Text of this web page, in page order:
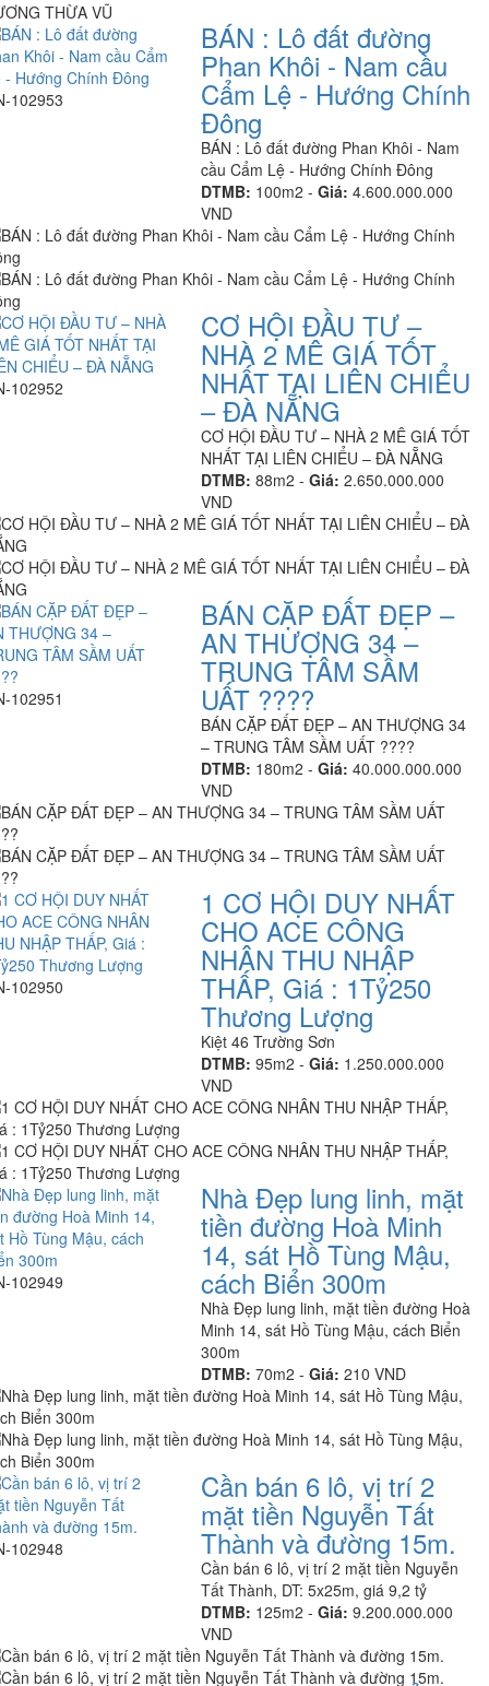
102953
BÁN : Lô đất đường
Phan Khôi - Nam cầu
Cẩm Lệ - Hướng Chính
Đông
BÁN : Lô đất đường Phan Khôi - Nam
cầu Cẩm Lệ - Hướng Chính Đông
DTMB: 100m2 -Giá: 4.600.000.000
VND
102952
CƠ HỘI ĐẦU TƯ –
NHÀ 2 MÊ GIÁ TỐT
NHẤT TẠI LIÊN CHIỂU
– ĐÀ NẴNG
CƠ HỘI ĐẦU TƯ – NHÀ 2 MÊ GIÁ TỐT
NHẤT TẠI LIÊN CHIỂU – ĐÀ NẴNG
DTMB: 88m2 -Giá: 2.650.000.000
VND
102951
BÁN CẶP ĐẤT ĐẸP –
AN THƯỢNG 34 –
TRUNG TÂM SẦM
UẤT ????
BÁN CẶP ĐẤT ĐẸP – AN THƯỢNG 34
– TRUNG TÂM SẦM UẤT ????
DTMB: 180m2 -Giá: 40.000.000.000
VND
102950
1 CƠ HỘI DUY NHẤT
CHO ACE CÔNG
NHÂN THU NHẬP
THẤP, Giá : 1Tỷ250
Thương Lượng
Kiệt 46 Trường Sơn
DTMB: 95m2 -Giá: 1.250.000.000
VND
102949
Nhà Đẹp lung linh, mặt
tiền đường Hoà Minh
14, sát Hồ Tùng Mậu,
cách Biển 300m
Nhà Đẹp lung linh, mặt tiền đường Hoà
Minh 14, sát Hồ Tùng Mậu, cách Biển
300m
DTMB: 70m2 -Giá: 210 VND
102948
Cần bán 6 lô, vị trí 2
mặt tiền Nguyễn Tất
Thành và đường 15m.
Cần bán 6 lô, vị trí 2 mặt tiền Nguyễn
Tất Thành, DT: 5x25m, giá 9,2 tỷ
DTMB: 125m2 -Giá: 9.200.000.000
VND